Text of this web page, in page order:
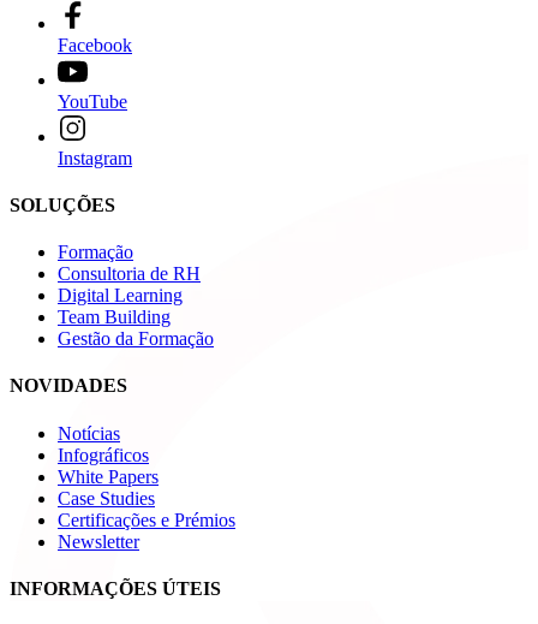
Facebook
YouTube
Instagram
SOLUÇÕES
Formação
Consultoria de RH
Digital Learning
Team Building
Gestão da Formação
NOVIDADES
Notícias
Infográficos
White Papers
Case Studies
Certificações e Prémios
Newsletter
INFORMAÇÕES ÚTEIS